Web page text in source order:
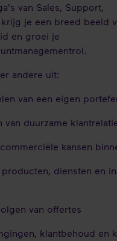
van Sales, Support,
je een breed
en groei je
andere uit:
van een eigen
van duurzame
kansen
diensten en
van offertes
klantbehoud en